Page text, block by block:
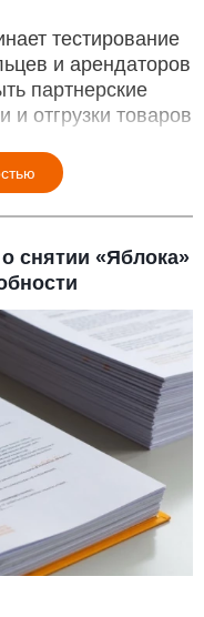
тестирование
и арендаторов
партнерские
и отгрузки товаров
снятии «Яблока»